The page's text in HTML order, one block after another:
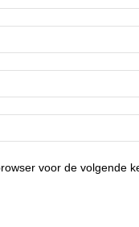
voor de volgende